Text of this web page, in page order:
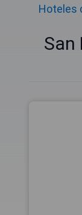
Hoteles
San